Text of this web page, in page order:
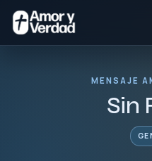
MENSAJE
Sin